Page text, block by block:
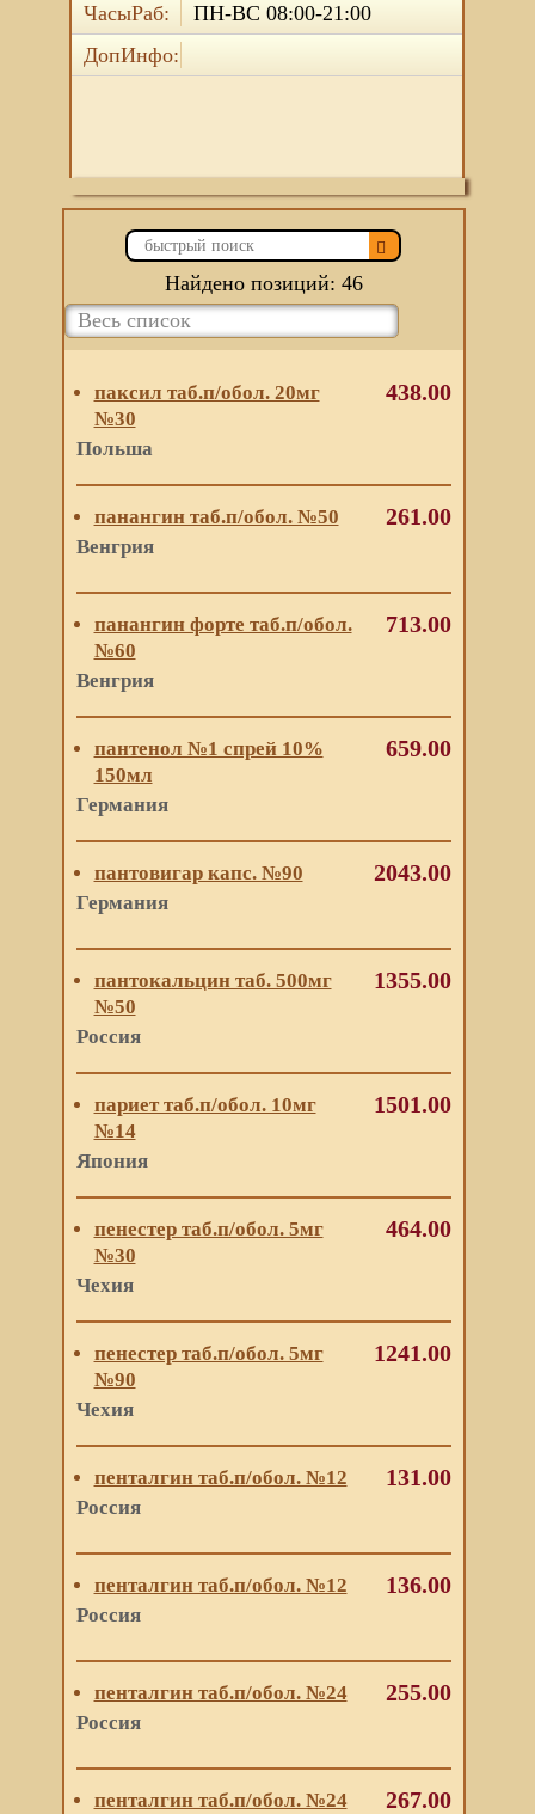
ЧасыРаб:
ПН-ВС 08:00-21:00
ДопИнфо:
Найдено позиций: 46
паксил таб.п/обол. 20мг
№30
Польша
438.00
панангин таб.п/обол. №50
Венгрия
261.00
панангин форте таб.п/обол.
№60
Венгрия
713.00
пантенол №1 спрей 10%
150мл
Германия
659.00
пантовигар капс. №90
Германия
2043.00
пантокальцин таб. 500мг
№50
Россия
1355.00
париет таб.п/обол. 10мг
№14
Япония
1501.00
пенестер таб.п/обол. 5мг
№30
Чехия
464.00
пенестер таб.п/обол. 5мг
№90
Чехия
1241.00
пенталгин таб.п/обол. №12
Россия
131.00
пенталгин таб.п/обол. №12
Россия
136.00
пенталгин таб.п/обол. №24
Россия
255.00
пенталгин таб.п/обол. №24
267.00